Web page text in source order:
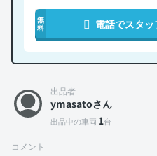
無
料
電話でスタ
出品者
ymasatoさん
出品中の車両 1台
コメント